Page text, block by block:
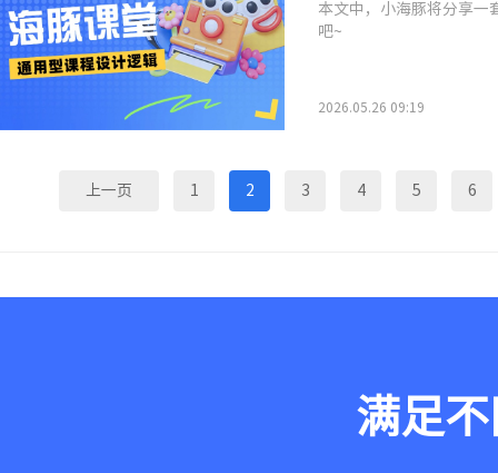
本文中，小海豚将分享一
吧~
2026.05.26 09:19
上一页 1 2 3 4 5 6
满足